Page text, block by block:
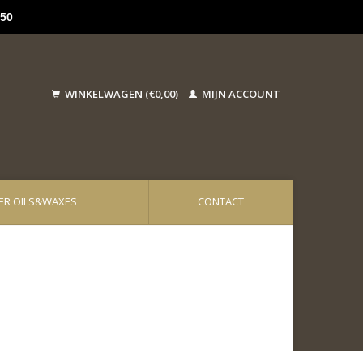
WINKELWAGEN (€0,00) MIJN ACCOUNT
OILS&WAXES CONTACT